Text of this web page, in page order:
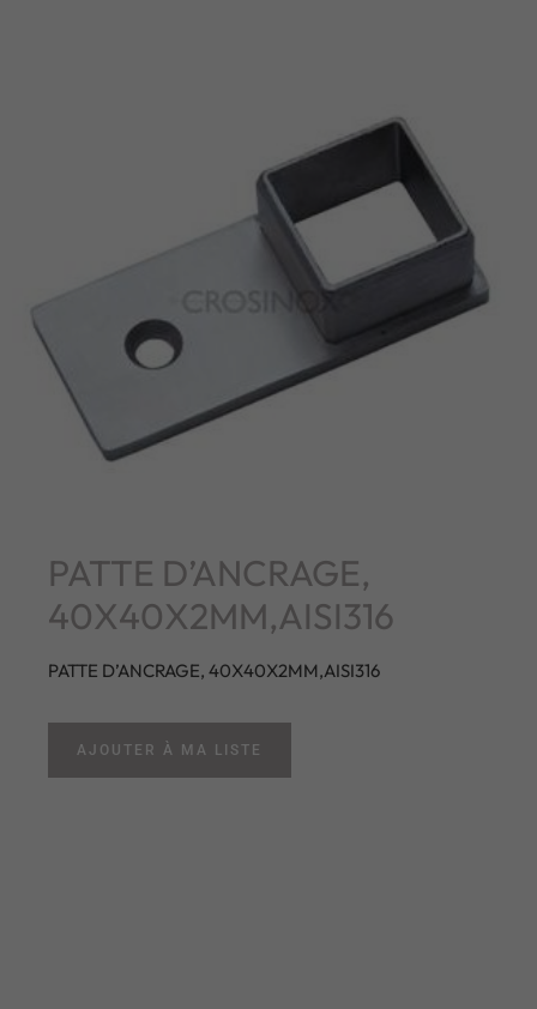
PATTE D’ANCRAGE,
40X40X2MM,AISI316
PATTE D’ANCRAGE, 40X40X2MM,AISI316
AJOUTER À MA LISTE